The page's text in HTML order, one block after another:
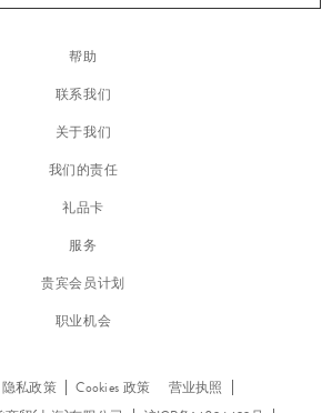
帮助
联系我们
关于我们
我们的责任
礼品卡
服务
贵宾会员计划
职业机会
隐私政策 Cookies 政策
营业执照